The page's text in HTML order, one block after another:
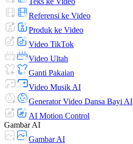
Referensi ke Video
Produk ke Video
Video TikTok
Video Ultah
Ganti Pakaian
Video Musik AI
Generator Video Dansa Bayi AI
AI Motion Control
Gambar AI
Gambar AI